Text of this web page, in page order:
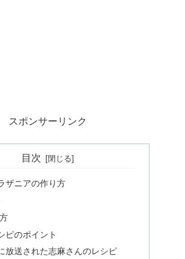
スポンサーリンク
目次
ザニアの作り方
ピのポイント
放送された志麻さんのレシピ